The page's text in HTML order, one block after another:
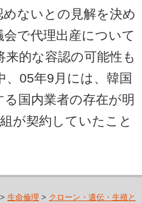
ないとの見解を決め
で代理出産について
的な容認の可能性も
05年9月には、韓国
国内業者の存在が明
が契約していたこと
生命倫理 > クローン・遺伝・生殖と